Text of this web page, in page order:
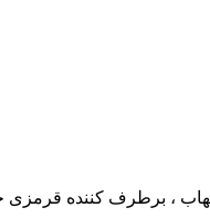
، برطرف کننده قرمزی